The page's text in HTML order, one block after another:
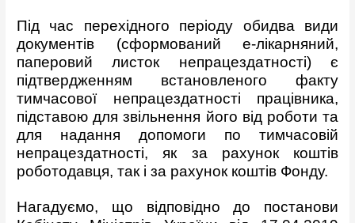
Під час перехідного періоду обидва види
документів (сформований е-лікарняний,
паперовий листок непрацездатності) є
підтвердженням встановленого факту
тимчасової непрацездатності працівника,
підставою для звільнення його від роботи та
для надання допомоги по тимчасовій
непрацездатності, як за рахунок коштів
роботодавця, так і за рахунок коштів Фонду.
Нагадуємо, що відповідно до постанови